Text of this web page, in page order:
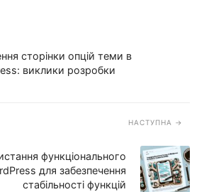
сторінки опцій теми в
виклики розробки
НАСТУПНА
функціонального
для забезпечення
стабільності функцій